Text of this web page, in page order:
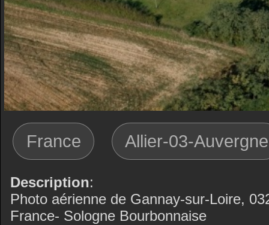
France Allier-03-Auvergne
Description:
Photo aérienne de Gannay-sur-Loire,
France- Sologne Bourbonnaise